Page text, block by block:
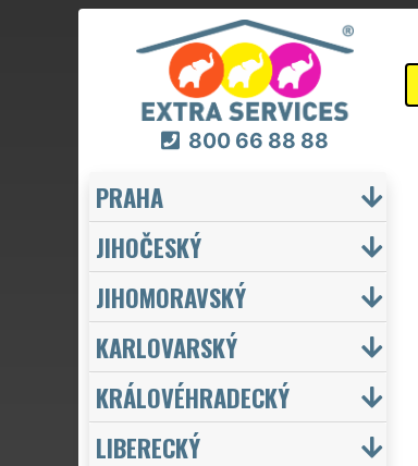
800 66 88 88
PRAHA
JIHOČESKÝ
JIHOMORAVSKÝ
KARLOVARSKÝ
KRÁLOVÉHRADECKÝ
LIBERECKÝ